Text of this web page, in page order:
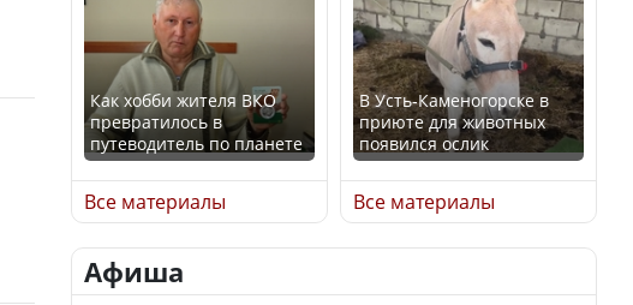
Курултае?
Ең төменгі жалақы,
алимент, экология: жеті
партия сайлаушылармен
нені талқылап жатыр?
президента США
Луну признали объектом
культурного наследия,
находящегося под
угрозой исчезновения
Как хобби жителя ВКО
превратилось в
путеводитель по планете
Все материалы
В Усть-Каменогорске в
приюте для животных
появился ослик
Все материалы
Афиша